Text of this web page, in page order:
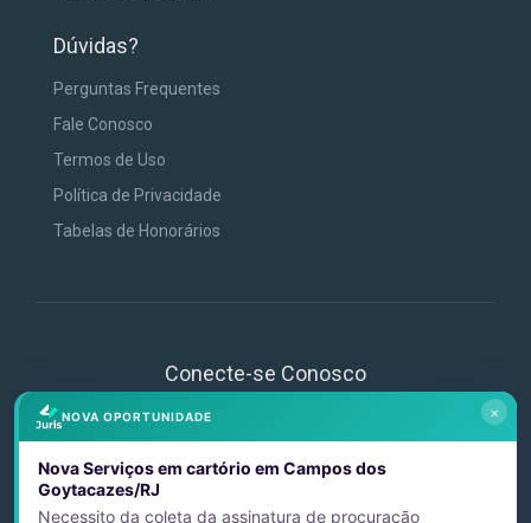
Dúvidas?
Perguntas Frequentes
Fale Conosco
Termos de Uso
Política de Privacidade
Tabelas de Honorários
Conecte-se Conosco
×
NOVA OPORTUNIDADE
Nova Serviços em cartório em Campos dos
Goytacazes/RJ
Necessito da coleta da assinatura de procuração